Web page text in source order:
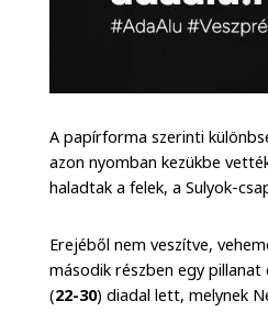
A papírforma szerinti
azon nyomban kezükbe
haladtak a felek, a Sulyok-
Erejéből nem veszítve,
második részben egy
(22-30) diadal lett, melynek